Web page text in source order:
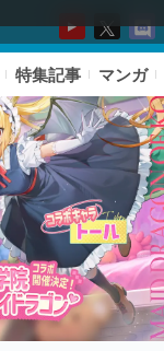
特集記事 マンガ